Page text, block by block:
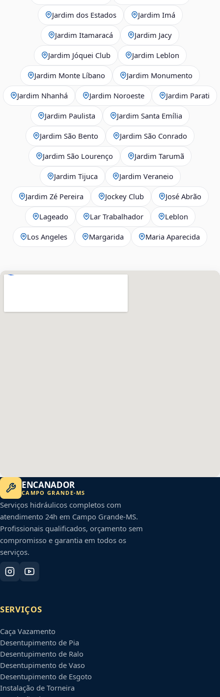
Jardim dos Estados Jardim Imá
Jardim Itamaracá Jardim Jacy
Jardim Jóquei Club Jardim Leblon
Jardim Monte Líbano Jardim Monumento
Jardim Nhanhá Jardim Noroeste Jardim Parati
Jardim Paulista Jardim Santa Emília
Jardim São Bento Jardim São Conrado
Jardim São Lourenço Jardim Tarumã
Jardim Tijuca Jardim Veraneio
Jardim Zé Pereira Jockey Club José Abrão
Lageado Lar Trabalhador Leblon
Los Angeles Margarida Maria Aparecida
ENCANADOR
CAMPO GRANDE-MS
Serviços hidráulicos completos com
atendimento 24h em Campo Grande-MS.
Profissionais qualificados, orçamento sem
compromisso e garantia em todos os
serviços.
SERVIÇOS
Caça Vazamento
Desentupimento de Pia
Desentupimento de Ralo
Desentupimento de Vaso
Desentupimento de Esgoto
Instalação de Torneira